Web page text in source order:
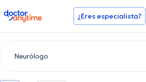
doctoranytime ¿Eres especialista?